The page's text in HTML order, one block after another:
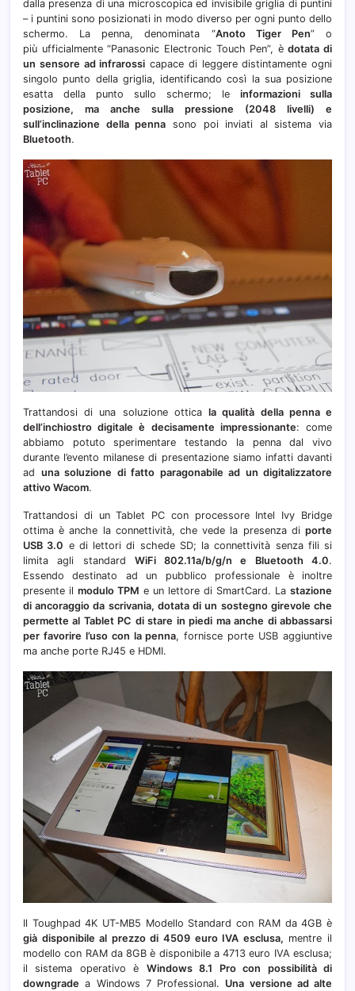
dalla presenza di una microscopica ed invisibile griglia di puntini
– i puntini sono posizionati in modo diverso per ogni punto dello
schermo. La penna, denominata “Anoto Tiger Pen” o
più ufficialmente “Panasonic Electronic Touch Pen”, èdotata di
un sensore ad infrarossi capace di leggere distintamente ogni
singolo punto della griglia, identificando così la sua posizione
esatta della punto sullo schermo; le informazioni sulla
posizione, ma anche sulla pressione (2048 livelli) e
sull’inclinazione della penna sono poi inviati al sistema via
Bluetooth.
Trattandosi di una soluzione ottica la qualità della penna e
dell’inchiostro digitale è decisamente impressionante: come
abbiamo potuto sperimentare testando la penna dal vivo
durante l’evento milanese di presentazione siamo infatti davanti
ad una soluzione di fatto paragonabile ad un digitalizzatore
attivo Wacom.
Trattandosi di un Tablet PC con processore Intel Ivy Bridge
ottima è anche la connettività, che vede la presenza di porte
USB 3.0 e di lettori di schede SD; la connettività senza fili si
limita agli standard WiFi 802.11a/b/g/n e Bluetooth 4.0.
Essendo destinato ad un pubblico professionale è inoltre
presente il modulo TPM e un lettore di SmartCard. La stazione
di ancoraggio da scrivania, dotata di un sostegno girevole che
permette al Tablet PC di stare in piedi ma anche di abbassarsi
per favorire l’uso con la penna, fornisce porte USB aggiuntive
ma anche porte RJ45 e HDMI.
Il Toughpad 4K UT-MB5 Modello Standard con RAM da 4GB è
già disponibile al prezzo di 4509 euro IVA esclusa, mentre il
modello con RAM da 8GB è disponibile a 4713 euro IVA esclusa;
il sistema operativo è Windows 8.1 Pro con possibilità di
downgrade a Windows 7 Professional. Una versione ad alte